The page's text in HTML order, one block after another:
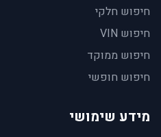
חיפוש חלקי
חיפוש VIN
חיפוש ממוקד
חיפוש חופשי
מידע שימושי